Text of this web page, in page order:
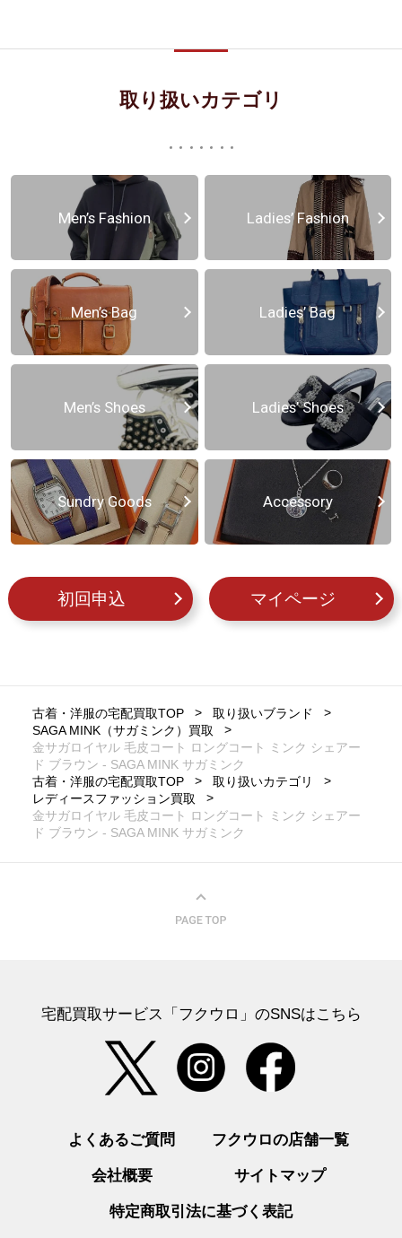
取り扱いカテゴリ
Men’s Fashion Ladies’ Fashion
Men’s Bag Ladies’ Bag
Men’s Shoes Ladies’ Shoes
Sundry Goods Accessory
初回申込 マイページ
古着・洋服の宅配買取TOP
取り扱いブランド
SAGA MINK（サガミンク）買取
金サガロイヤル 毛皮コート ロングコート ミンク シェアー
ド ブラウン - SAGA MINK サガミンク
古着・洋服の宅配買取TOP
取り扱いカテゴリ
レディースファッション買取
金サガロイヤル 毛皮コート ロングコート ミンク シェアー
ド ブラウン - SAGA MINK サガミンク
宅配買取サービス「フクウロ」のSNSはこちら
よくあるご質問 フクウロの店舗一覧
会社概要 サイトマップ
特定商取引法に基づく表記